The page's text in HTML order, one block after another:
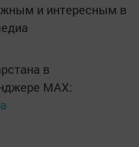
и интересным в
в
MАХ: